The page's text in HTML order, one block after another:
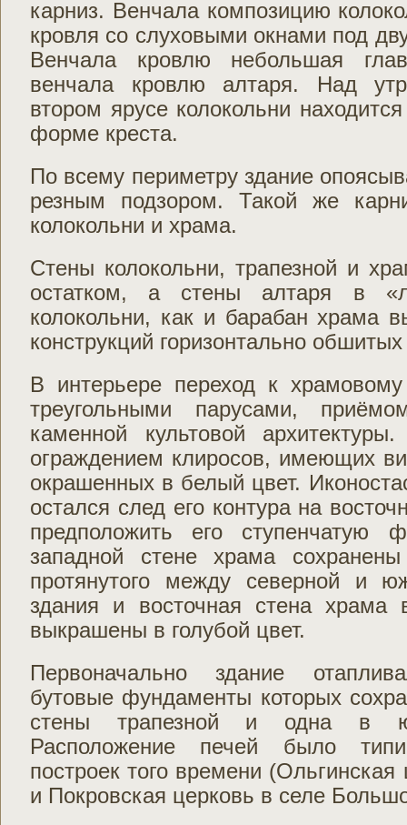
карниз. Венчала композицию
кровля со слуховыми окнами под
Венчала кровлю небольшая
венчала кровлю алтаря. Над
втором ярусе колокольни
форме креста.
По всему периметру здание
резным подзором. Такой же
колокольни и храма.
Стены колокольни, трапезной и
остатком, а стены алтаря в
колокольни, как и барабан храма
конструкций горизонтально
В интерьере переход к
треугольными парусами,
каменной культовой
ограждением клиросов, имеющих
окрашенных в белый цвет.
остался след его контура на
предположить его ступенчатую
западной стене храма
протянутого между северной и
здания и восточная стена храма
выкрашены в голубой цвет.
Первоначально здание
бутовые фундаменты которых
стены трапезной и одна в
Расположение печей было
построек того времени
и Покровская церковь в селе